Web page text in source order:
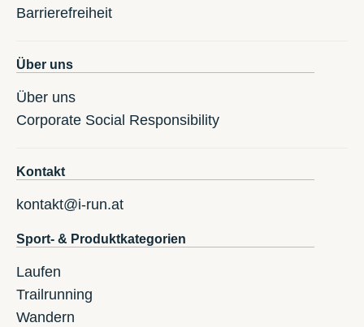
Barrierefreiheit
Über uns
Über uns
Corporate Social Responsibility
Kontakt
kontakt@i-run.at
Sport- & Produktkategorien
Laufen
Trailrunning
Wandern